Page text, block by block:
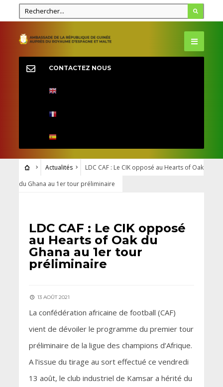
CONTACTEZ NOUS
Actualités
LDC CAF : Le CIK opposé au Hearts of Oak
du Ghana au 1er tour préliminaire
LDC CAF : Le CIK opposé
au Hearts of Oak du
Ghana au 1er tour
préliminaire
13 AOÛT 2021
La confédération africaine de football (CAF)
vient de dévoiler le programme du premier tour
préliminaire de la ligue des champions d’Afrique.
A l’issue du tirage au sort effectué ce vendredi
13 août, le club industriel de Kamsar a hérité du